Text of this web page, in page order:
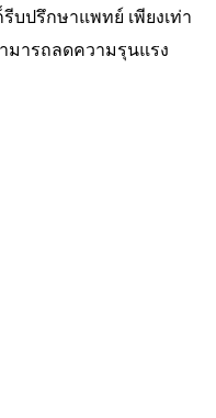
บปรึกษาแพทย์ เพียงเท่า
มารถลดความรุนแรง